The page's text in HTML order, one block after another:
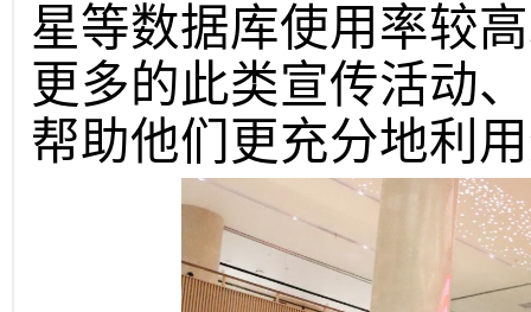
星等数据库使用率较
更多的此类宣传活动
帮助他们更充分地利